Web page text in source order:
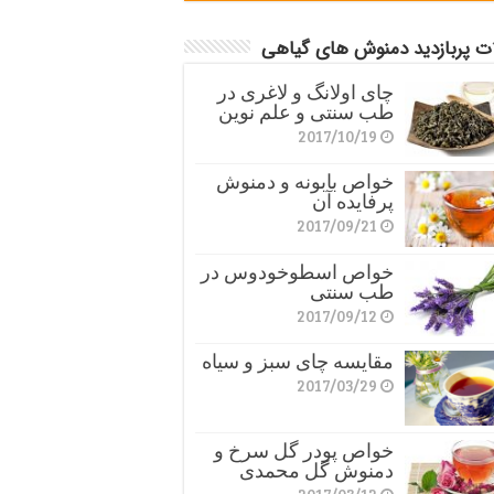
پربازدید دمنوش های گیاهی
چای اولانگ و لاغری در
طب سنتی و علم نوین
2017/10/19
خواص بابونه و دمنوش
پرفایده آن
2017/09/21
خواص اسطوخودوس در
طب سنتی
2017/09/12
مقایسه چای سبز و سیاه
2017/03/29
خواص پودر گل سرخ و
دمنوش گل محمدی